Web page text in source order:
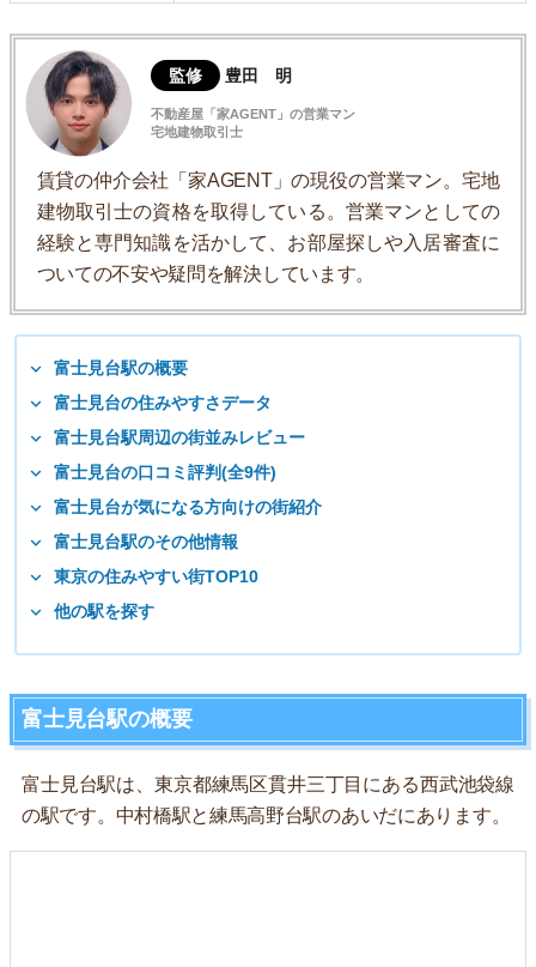
監修 豊田 明
不動産屋「家AGENT」の営業マン
宅地建物取引士
賃貸の仲介会社「家AGENT」の現役の営業マン。宅地
建物取引士の資格を取得している。営業マンとしての
経験と専門知識を活かして、お部屋探しや入居審査に
ついての不安や疑問を解決しています。
富士見台駅の概要
富士見台の住みやすさデータ
富士見台駅周辺の街並みレビュー
富士見台の口コミ評判(全9件)
富士見台が気になる方向けの街紹介
富士見台駅のその他情報
東京の住みやすい街TOP10
他の駅を探す
富士見台駅の概要
富士見台駅は、東京都練馬区貫井三丁目にある西武池袋線
の駅です。中村橋駅と練馬高野台駅のあいだにあります。